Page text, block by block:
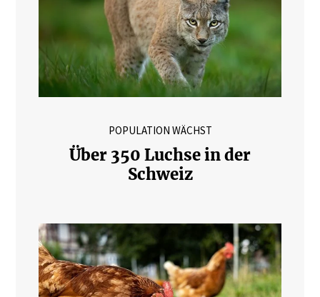
POPULATION WÄCHST
Über 350 Luchse in der
Schweiz